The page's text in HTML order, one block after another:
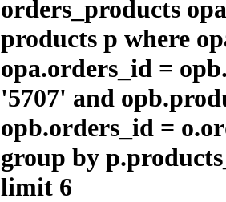
orders_products
products p where
opa.orders_id =
'5707' and
opb.orders_id =
group by
limit 6